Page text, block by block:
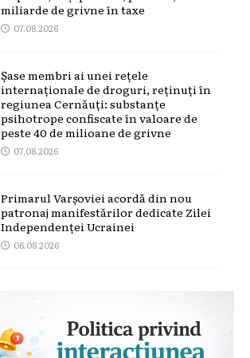
miliarde de grivne în taxe
07.08.2026
Șase membri ai unei rețele
internaționale de droguri, reținuți în
regiunea Cernăuți: substanțe
psihotrope confiscate în valoare de
peste 40 de milioane de grivne
07.08.2026
Primarul Varșoviei acordă din nou
patronaj manifestărilor dedicate Zilei
Independenței Ucrainei
06.08.2026